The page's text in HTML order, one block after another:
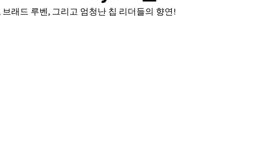
래드 루벤, 그리고 엄청난 칩 리더들의 향연!